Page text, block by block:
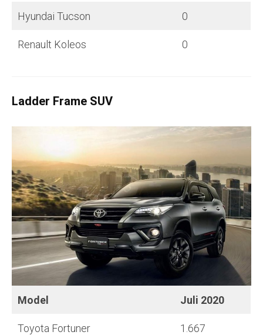
Hyundai Tucson 0
Renault Koleos 0
Ladder Frame SUV
Model Juli 2020
Toyota Fortuner 1.667